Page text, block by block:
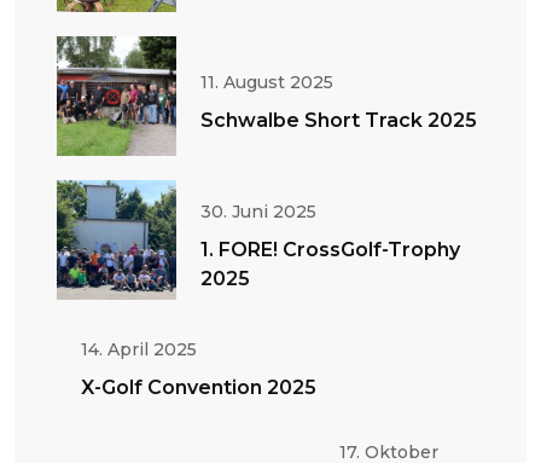
11. August 2025
Schwalbe Short Track 2025
30. Juni 2025
1. FORE! CrossGolf-Trophy
2025
14. April 2025
X-Golf Convention 2025
17. Oktober